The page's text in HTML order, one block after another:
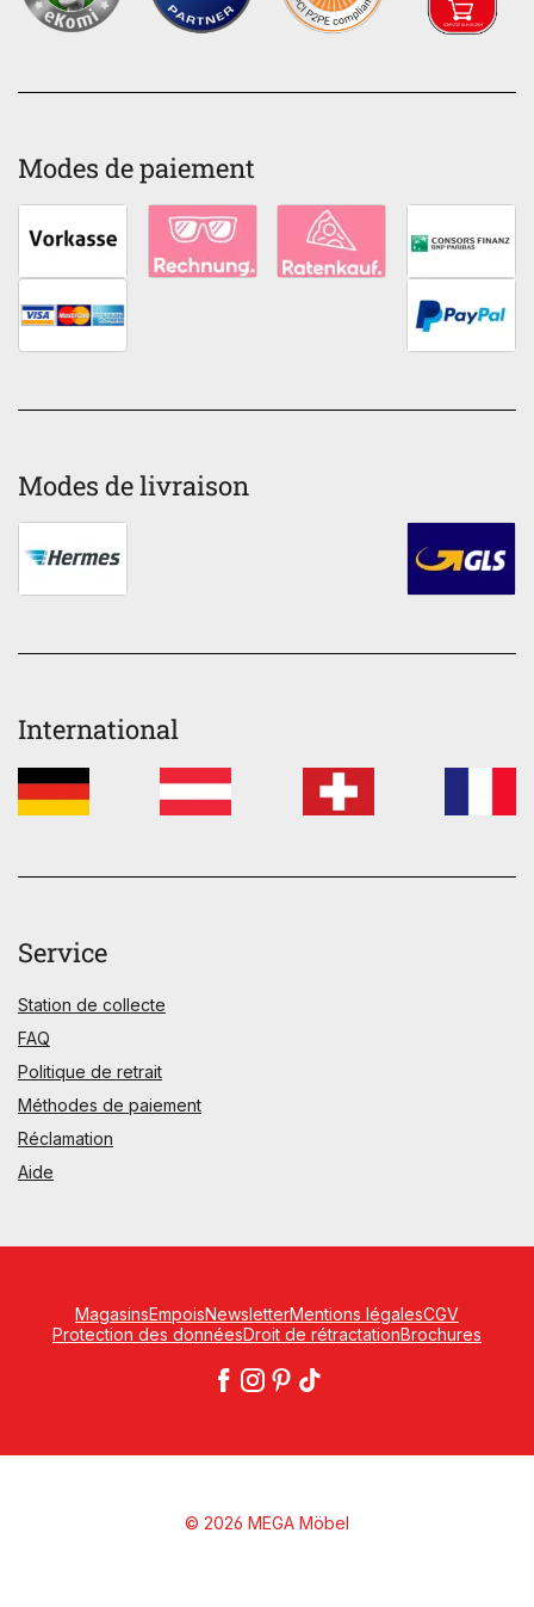
Modes de paiement
Modes de livraison
International
Service
Station de collecte
FAQ
Politique de retrait
Méthodes de paiement
Réclamation
Aide
MagasinsEmpoisNewsletterMentions légalesCGV
Protection des donnéesDroit de rétractationBrochures
© 2026 MEGA Möbel